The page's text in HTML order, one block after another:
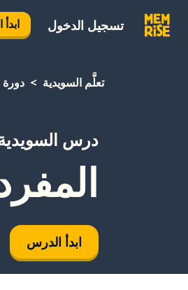
تسجيل الدخول ابدأ
تعلَّم السويدية دورة
درس
ابدأ الدرس